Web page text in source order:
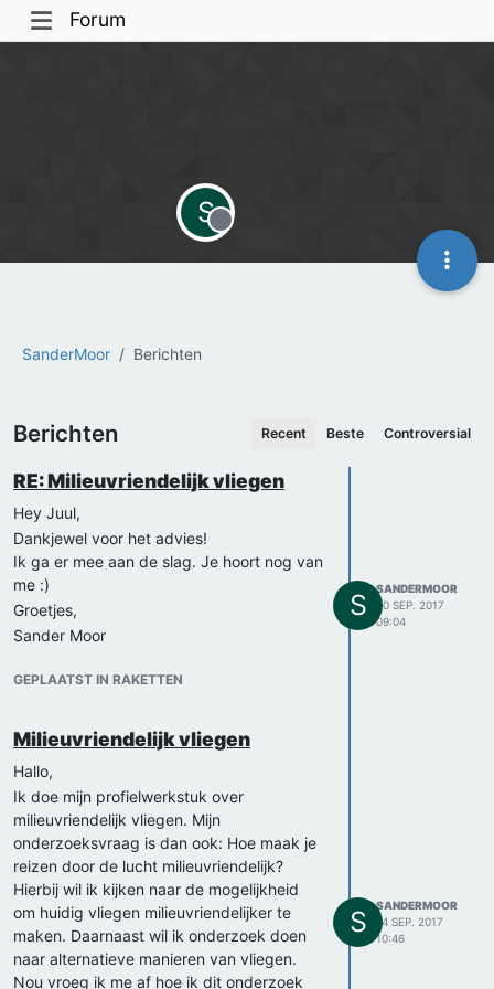
Forum
SanderMoor Berichten
S
Offline
Berichten Recent Beste Controversial
RE: Milieuvriendelijk vliegen
Hey Juul,
Dankjewel voor het advies!
Ik ga er mee aan de slag. Je hoort nog van
me :)
Groetjes,
Sander Moor
GEPLAATST IN RAKETTEN
S
SANDERMOOR
20 SEP. 2017
09:04
Milieuvriendelijk vliegen
Hallo,
Ik doe mijn profielwerkstuk over
milieuvriendelijk vliegen. Mijn
onderzoeksvraag is dan ook: Hoe maak je
reizen door de lucht milieuvriendelijk?
Hierbij wil ik kijken naar de mogelijkheid
om huidig vliegen milieuvriendelijker te
maken. Daarnaast wil ik onderzoek doen
naar alternatieve manieren van vliegen.
Nou vroeg ik me af hoe ik dit onderzoek
S
SANDERMOOR
14 SEP. 2017
10:46